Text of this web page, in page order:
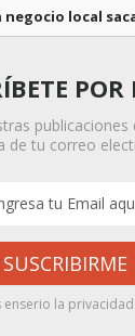
negocio local
publicaciones
de tu correo
la